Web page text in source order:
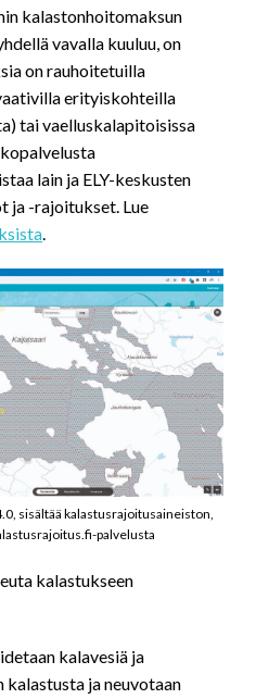
kalastonhoitomaksun
vavalla kuuluu, on
on rauhoitetuilla
erityiskohteilla
tai vaelluskalapitoisissa
lain ja ELY-keskusten
ja -rajoitukset. Lue
.
sisältää kalastusrajoitusaineiston,
palvelusta
kalastukseen
kalavesiä ja
ja neuvotaan